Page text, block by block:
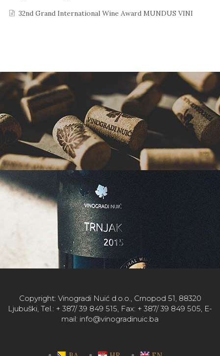
32nd Grand International Wine Award MUNDUS VINI
Copyright: Vinogradi Nuić d.o.o., Crnopod 51, 88320
Ljubuški, Tel.: + 387/ 39 849 515, Fax: + 387/ 39 849 505, E-
mail: info@vinogradinuic.ba